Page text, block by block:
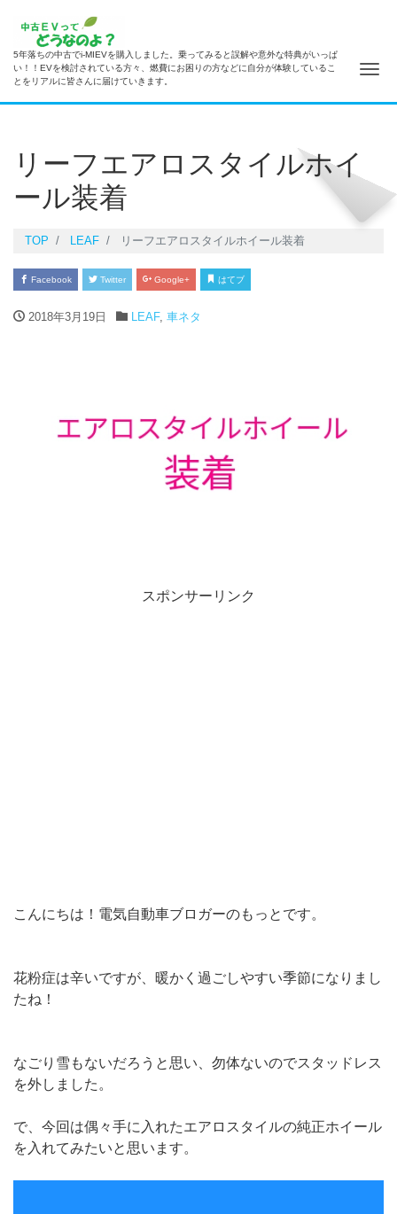
5年落ちの中古でi-MIEVを購入しました。乗ってみると誤解や意外な特典がいっぱ
い！！EVを検討されている方々、燃費にお困りの方などに自分が体験しているこ
とをリアルに皆さんに届けていきます。
ナ
リーフエアロスタイルホイ
ール装着
TOP LEAF リーフエアロスタイルホイール装着
Facebook Twitter Google+ はてブ
2018年3月19日 LEAF, 車ネタ
スポンサーリンク
こんにちは！電気自動車ブロガーのもっとです。
花粉症は辛いですが、暖かく過ごしやすい季節になりまし
たね！
なごり雪もないだろうと思い、勿体ないのでスタッドレス
を外しました。
で、今回は偶々手に入れたエアロスタイルの純正ホイール
を入れてみたいと思います。